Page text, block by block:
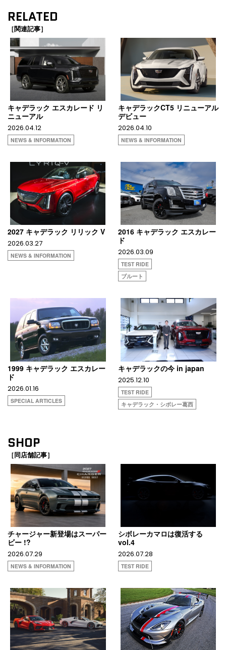
RELATED
［関連記事］
キャデラック エスカレード リ
ニューアル
2026.04.12
NEWS & INFORMATION
キャデラックCT5 リニューアル
デビュー
2026.04.10
NEWS & INFORMATION
2027 キャデラック リリック V
2026.03.27
NEWS & INFORMATION
2016 キャデラック エスカレー
ド
2026.03.09
TEST RIDE
ブルート
1999 キャデラック エスカレー
ド
2026.01.16
SPECIAL ARTICLES
キャデラックの今 in japan
2025.12.10
TEST RIDE
キャデラック・シボレー葛西
SHOP
［同店舗記事］
チャージャー新登場はスーパー
ビー !?
2026.07.29
NEWS & INFORMATION
シボレーカマロは復活する
vol.4
2026.07.28
TEST RIDE